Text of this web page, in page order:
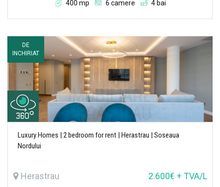
400 mp 6 camere 4 bai
DE
INCHIRIAT
Luxury Homes | 2 bedroom for rent | Herastrau | Soseaua
Nordului
Herastrau 2.600€ + TVA/L